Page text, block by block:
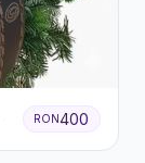
RON400